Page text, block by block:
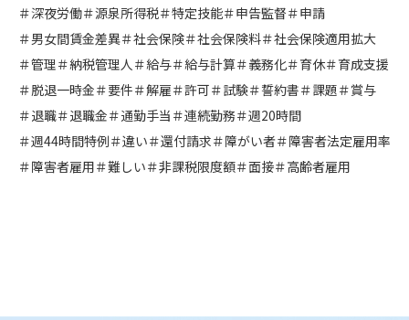
＃深夜労働＃源泉所得税＃特定技能＃申告監督＃申請
＃男女間賃金差異＃社会保険＃社会保険料＃社会保険適用拡大
＃管理＃納税管理人 ＃給与＃給与計算＃義務化＃育休＃育成支援
＃脱退一時金＃要件＃解雇＃許可＃試験＃誓約書＃課題＃賞与
＃退職＃退職金＃通勤手当 ＃連続勤務＃週20時間
＃週44時間特例＃違い＃還付請求＃障がい者＃障害者法定雇用率
＃障害者雇用＃難しい＃非課税限度額＃面接＃高齢者雇用